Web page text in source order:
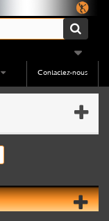
Contactez-nous